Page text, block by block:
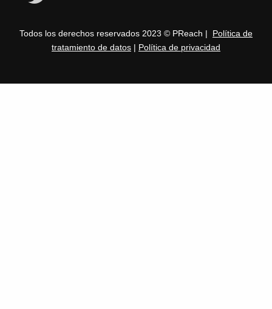
Todos los derechos reservados 2023 © PReach | Política de
tratamiento de datos | Política de privacidad